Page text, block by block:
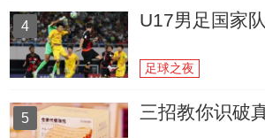
4 U17男足国家
足球之夜
5 三招教你识破